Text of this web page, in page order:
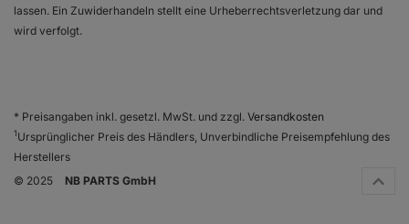
lassen. Ein Zuwiderhandeln stellt eine Urheberrechtsverletzung dar und
wird verfolgt.
* Preisangaben inkl. gesetzl. MwSt. und zzgl. Versandkosten
1Ursprünglicher Preis des Händlers, Unverbindliche Preisempfehlung des
Herstellers
© 2025
NB PARTS GmbH